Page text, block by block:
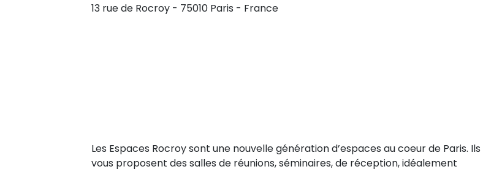
13 rue de Rocroy - 75010 Paris - France
Les Espaces Rocroy sont une nouvelle génération d’espaces au coeur de Paris. Ils
vous proposent des salles de réunions, séminaires, de réception, idéalement